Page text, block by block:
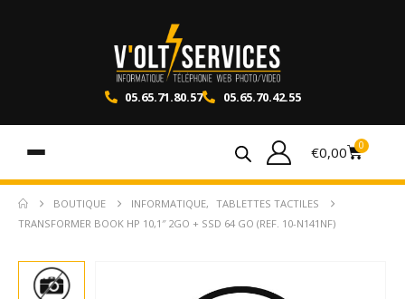
05.65.71.80.57 05.65.70.42.55
€0,00 0
BOUTIQUE INFORMATIQUE,
TABLETTES TACTILES
TRANSFORMER BOOK HP 10,1″ 2GO + SSD 64 GO (REF. 10-N141NF)